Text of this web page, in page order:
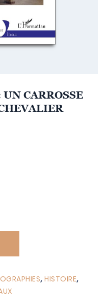
CARROSSE
,HISTOIRE,